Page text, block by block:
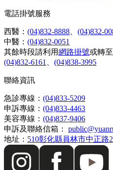
電話掛號服務
西醫： (04)832-8888
(04)832-
中醫： (04)832-0051
其餘時段請利用網路掛號或轉
(04)832-6161
(04)838-3995
聯絡資訊
急診專線： (04)833-5209
申訴專線： (04)833-4463
美容專線： (04)837-9406
申訴及聯絡信箱：
地址： 510彰化縣員林市中正路